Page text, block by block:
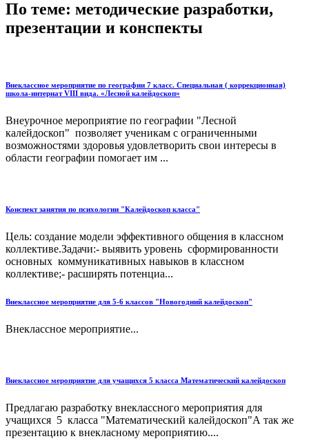
По теме: методические разработки,
презентации и конспекты
Внеклассное мероприятие по географии 7 класс. Специальная ( коррекционная)
школа-интернат VIII вида. «Лесной калейдоскоп»
Внеурочное мероприятие по географии "Лесной
калейдоскоп" позволяет ученикам с ограниченными
возможностями здоровья удовлетворить свои интересы в
области географии помогает им ...
Конспект занятия по психологии "Калейдоскоп класса"
Цель: создание модели эффективного общения в классном
коллективе.Задачи:- выявить уровень сформированности
основных коммуникативных навыков в классном
коллективе;- расширять потенциа...
Внеклассное мероприятие для 5-6 классов "Новогодний калейдоскоп"
Внеклассное мероприятие...
Внеклассное мероприятие для учащихся 5 класса Математический калейдоскоп
Предлагаю разработку внеклассного мероприятия для
учащихся 5 класса "Математический калейдоскоп"А так же
презентацию к внекласному мероприятию....